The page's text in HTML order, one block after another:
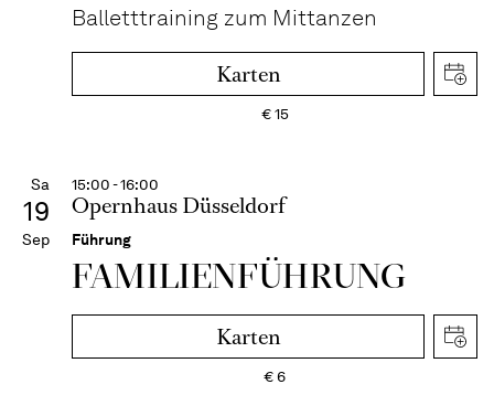
Balletttraining zum Mittanzen
Karten
€15
Sa
19
Sep
15:00 - 16:00
Opernhaus Düsseldorf
Führung
FAMI­LIEN­FÜH­RUNG
Karten
€6